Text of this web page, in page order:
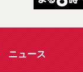
ニュース